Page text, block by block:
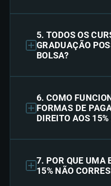
5. TODOS OS
GRADUAÇÃO
BOLSA?
6. COMO
FORMAS DE
DIREITO AOS
7. POR QUE UMA
15% NÃO